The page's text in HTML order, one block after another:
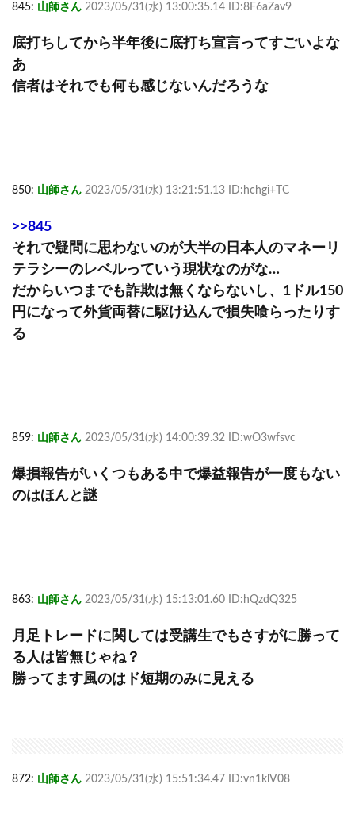
845: 山師さん 2023/05/31(水) 13:00:35.14 ID:8F6aZav9
底打ちしてから半年後に底打ち宣言ってすごいよな
あ
信者はそれでも何も感じないんだろうな
850: 山師さん 2023/05/31(水) 13:21:51.13 ID:hchgi+TC
>>845
それで疑問に思わないのが大半の日本人のマネーリ
テラシーのレベルっていう現状なのがな…
だからいつまでも詐欺は無くならないし、1ドル150
円になって外貨両替に駆け込んで損失喰らったりす
る
859: 山師さん 2023/05/31(水) 14:00:39.32 ID:wO3wfsvc
爆損報告がいくつもある中で爆益報告が一度もない
のはほんと謎
863: 山師さん 2023/05/31(水) 15:13:01.60 ID:hQzdQ325
月足トレードに関しては受講生でもさすがに勝って
る人は皆無じゃね？
勝ってます風のはド短期のみに見える
872: 山師さん 2023/05/31(水) 15:51:34.47 ID:vn1klV08